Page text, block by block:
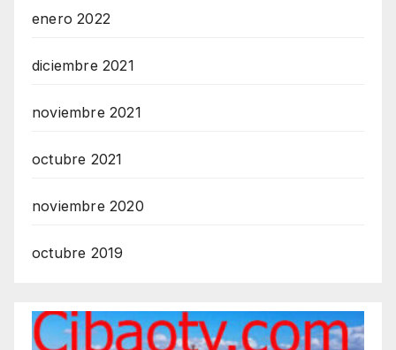
enero 2022
diciembre 2021
noviembre 2021
octubre 2021
noviembre 2020
octubre 2019